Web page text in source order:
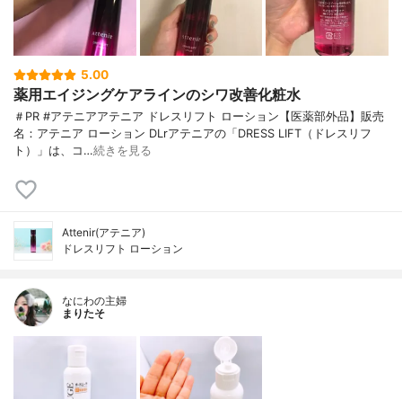
5.00
薬用エイジングケアラインのシワ改善化粧水
＃PR #アテニアアテニア ドレスリフト ローション【医薬部外品】販売
名：アテニア ローション DLrアテニアの「DRESS LIFT（ドレスリフ
ト）」は、コ…続きを見る
Attenir(アテニア)
ドレスリフト ローション
なにわの主婦
まりたそ